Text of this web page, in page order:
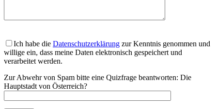
Ich habe die Datenschutzerklärung zur Kenntnis genommen und
willige ein, dass meine Daten elektronisch gespeichert und
verarbeitet werden.
Zur Abwehr von Spam bitte eine Quizfrage beantworten: Die
Hauptstadt von Österreich?